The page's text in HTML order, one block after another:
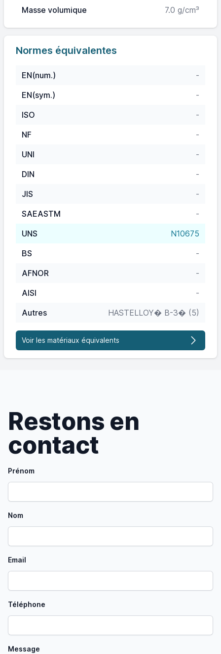
Masse volumique 7.0 g/cm³
Normes équivalentes
EN(num.)
-
EN(sym.)
-
ISO
-
NF
-
UNI
-
DIN
-
JIS
-
SAEASTM
-
UNS
N10675
BS
-
AFNOR
-
AISI
-
Autres
HASTELLOY� B-3� (5)
Voir les matériaux équivalents
Restons en
contact
Prénom
Nom
Email
Téléphone
Message